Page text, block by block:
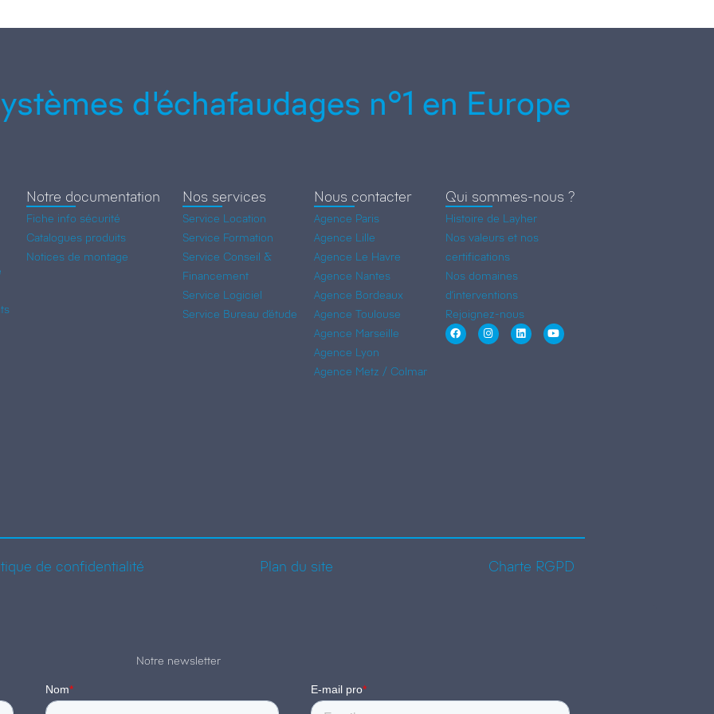
d'échafaudages n°1 en Europe
Notre documentation
Fiche info sécurité
Catalogues produits
Notices de montage
Nos services
Service Location
Service Formation
Service Conseil &
Financement
Service Logiciel
Service Bureau d’étude
Nous contacter
Agence Paris
Agence Lille
Agence Le Havre
Agence Nantes
Agence Bordeaux
Agence Toulouse
Agence Marseille
Agence Lyon
Agence Metz / Colmar
Qui sommes-nous ?
Histoire de Layher
Nos valeurs et nos
certifications
Nos domaines
d’interventions
Rejoignez-nous
de confidentialité Plan du site Charte RGPD
Notre newsletter